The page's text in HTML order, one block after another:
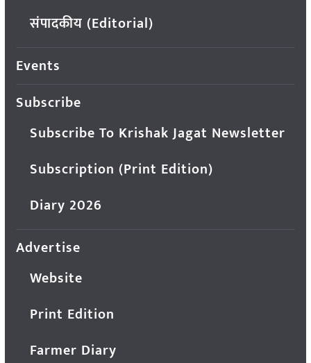
संपादकीय (Editorial)
Events
Subscribe
Subscribe To Krishak Jagat Newsletter
Subscription (Print Edition)
Diary 2026
Advertise
Website
Print Edition
Farmer Diary